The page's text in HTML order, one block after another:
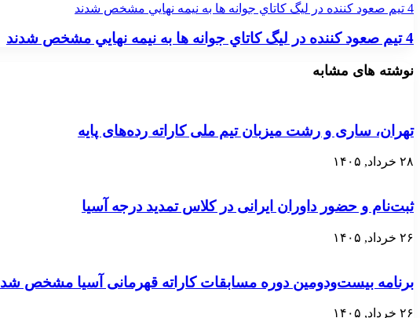
4 تيم صعود كننده در ليگ كاتاي جوانه ها به نيمه نهايي مشخص شدند
4 تيم صعود كننده در ليگ كاتاي جوانه ها به نيمه نهايي مشخص شدند
نوشته های مشابه
تهران، ساری و رشت میزبان تیم ملی کاراته رده‌های پایه
۲۸ خرداد, ۱۴۰۵
ثبت‌نام و حضور داوران ایرانی در کلاس تمدید درجه آسیا
۲۶ خرداد, ۱۴۰۵
برنامه بیست‌ودومین دوره مسابقات کاراته قهرمانی آسیا مشخص شد
۲۶ خرداد, ۱۴۰۵